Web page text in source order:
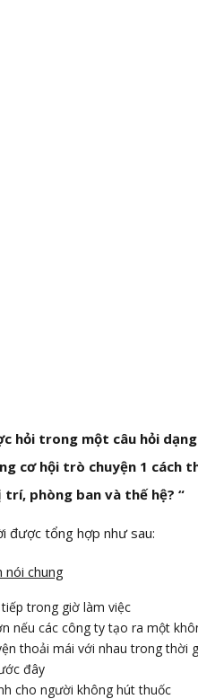
hỏi trong một câu hỏi
cơ hội trò chuyện 1
trí, phòng ban và thế hệ? “
được tổng hợp như sau:
nói chung
trong giờ làm việc
nếu các công ty tạo ra một
thoải mái với nhau trong thời
đây
cho người không hút thuốc